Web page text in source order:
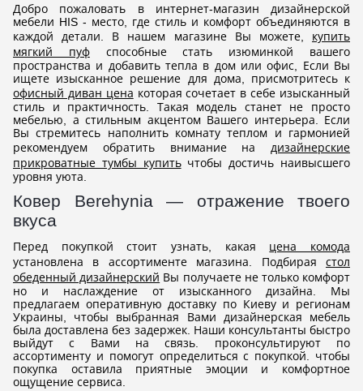
Добро пожаловать в интернет-магазин дизайнерской
мебели HIS - место, где стиль и комфорт объединяются в
каждой детали. В нашем магазине Вы можете, купить
мягкий пуфспособные стать изюминкой вашего
пространства и добавить тепла в дом или офис, Если Вы
ищете изысканное решение для дома, присмотритесь к
офисный диван цена которая сочетает в себе изысканный
стиль и практичность. Такая модель станет не просто
мебелью, а стильным акцентом Вашего интерьера. Если
Вы стремитесь наполнить комнату теплом и гармонией
рекомендуем обратить внимание на дизайнерские
прикроватные тумбы купитьчтобы достичь наивысшего
уровня уюта.
Ковер Berehynia — отражение твоего
вкуса
Перед покупкой стоит узнать, какая цена комода
установлена в ассортименте магазина. Подбирая стол
обеденный дизайнерский Вы получаете не только комфорт
но и наслаждение от изысканного дизайна. Мы
предлагаем оперативную доставку по Киеву и регионам
Украины, чтобы выбранная Вами дизайнерская мебель
была доставлена без задержек. Наши консультанты быстро
выйдут с Вами на связь. проконсультируют по
ассортименту и помогут определиться с покупкой. чтобы
покупка оставила приятные эмоции и комфортное
ощущение сервиса.